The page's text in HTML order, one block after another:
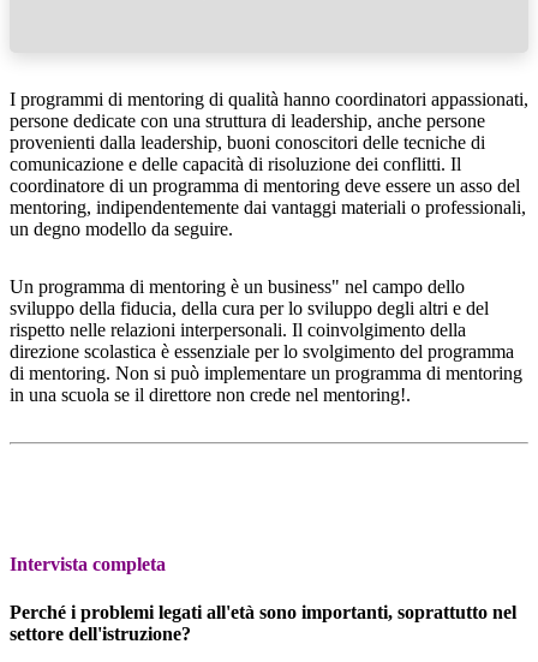
I programmi di mentoring di qualità hanno coordinatori appassionati,
persone dedicate con una struttura di leadership, anche persone
provenienti dalla leadership, buoni conoscitori delle tecniche di
comunicazione e delle capacità di risoluzione dei conflitti. Il
coordinatore di un programma di mentoring deve essere un asso del
mentoring, indipendentemente dai vantaggi materiali o professionali,
un degno modello da seguire.
Un programma di mentoring è un business" nel campo dello
sviluppo della fiducia, della cura per lo sviluppo degli altri e del
rispetto nelle relazioni interpersonali. Il coinvolgimento della
direzione scolastica è essenziale per lo svolgimento del programma
di mentoring. Non si può implementare un programma di mentoring
in una scuola se il direttore non crede nel mentoring!.
Intervista completa
Perché i problemi legati all'età sono importanti, soprattutto nel
settore dell'istruzione?